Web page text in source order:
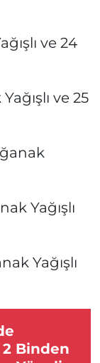
ve 24
ve 25
Yağışlı
Yağışlı
Binden